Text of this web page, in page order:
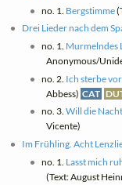
no. 1. Bergstimme
Drei Lieder nach dem
no. 1. Murmelndes
Anonymous/
no. 2. Ich sterbe
Abbess) CAT
no. 3. Will die
Vicente)
Im Frühling. Acht
no. 1. Lasst mich
(Text: August